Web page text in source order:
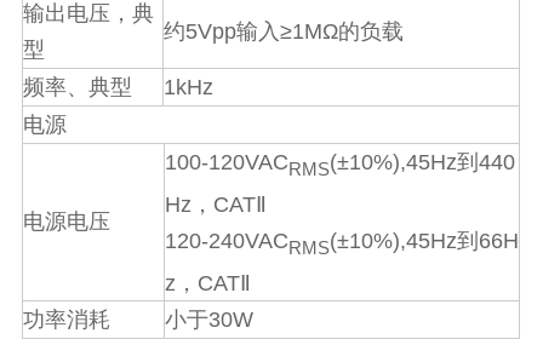
输出电压，典
型
约5Vpp输入≥1MΩ的负载
频率、典型 1kHz
电源
电源电压
100-120VACRMS(±10%),45Hz到440
Hz ， CATⅡ
120-240VACRMS(±10%),45Hz到 66H
z ， CATⅡ
功率消耗
小于30W